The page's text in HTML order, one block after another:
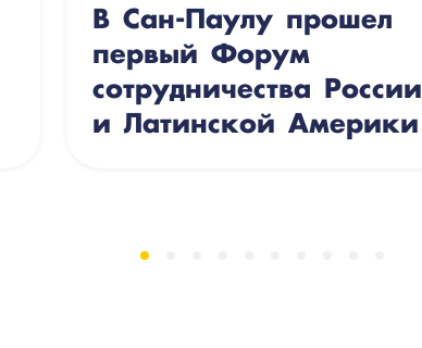
В Сан-Паулу прошел
первый Форум
сотрудничества России
и Латинской Америки